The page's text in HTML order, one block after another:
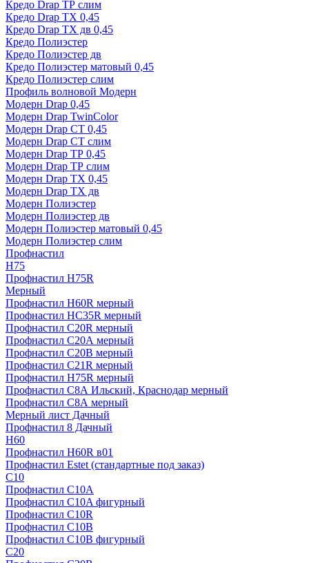
Кредо Drap ТР слим
Кредо Drap ТХ 0,45
Кредо Drap ТХ дв 0,45
Кредо Полиэстер
Кредо Полиэстер дв
Кредо Полиэстер матовый 0,45
Кредо Полиэстер слим
Профиль волновой Модерн
Модерн Drap 0,45
Модерн Drap TwinColor
Модерн Drap СТ 0,45
Модерн Drap СТ слим
Модерн Drap ТР 0,45
Модерн Drap ТР слим
Модерн Drap ТХ 0,45
Модерн Drap ТХ дв
Модерн Полиэстер
Модерн Полиэстер дв
Модерн Полиэстер матовый 0,45
Модерн Полиэстер слим
Профнастил
H75
Профнастил H75R
Мерный
Профнастил H60R мерный
Профнастил HC35R мерный
Профнастил С20R мерный
Профнастил С20А мерный
Профнастил С20В мерный
Профнастил С21R мерный
Профнастил Н75R мерный
Профнастил С8А Ильский, Краснодар мерный
Профнастил С8А мерный
Мерный лист Дачный
Профнастил 8 Дачный
Н60
Профнастил H60R в01
Профнастил Estet (стандартные под заказ)
C10
Профнастил С10A
Профнастил С10A фигурный
Профнастил С10R
Профнастил С10В
Профнастил С10В фигурный
C20